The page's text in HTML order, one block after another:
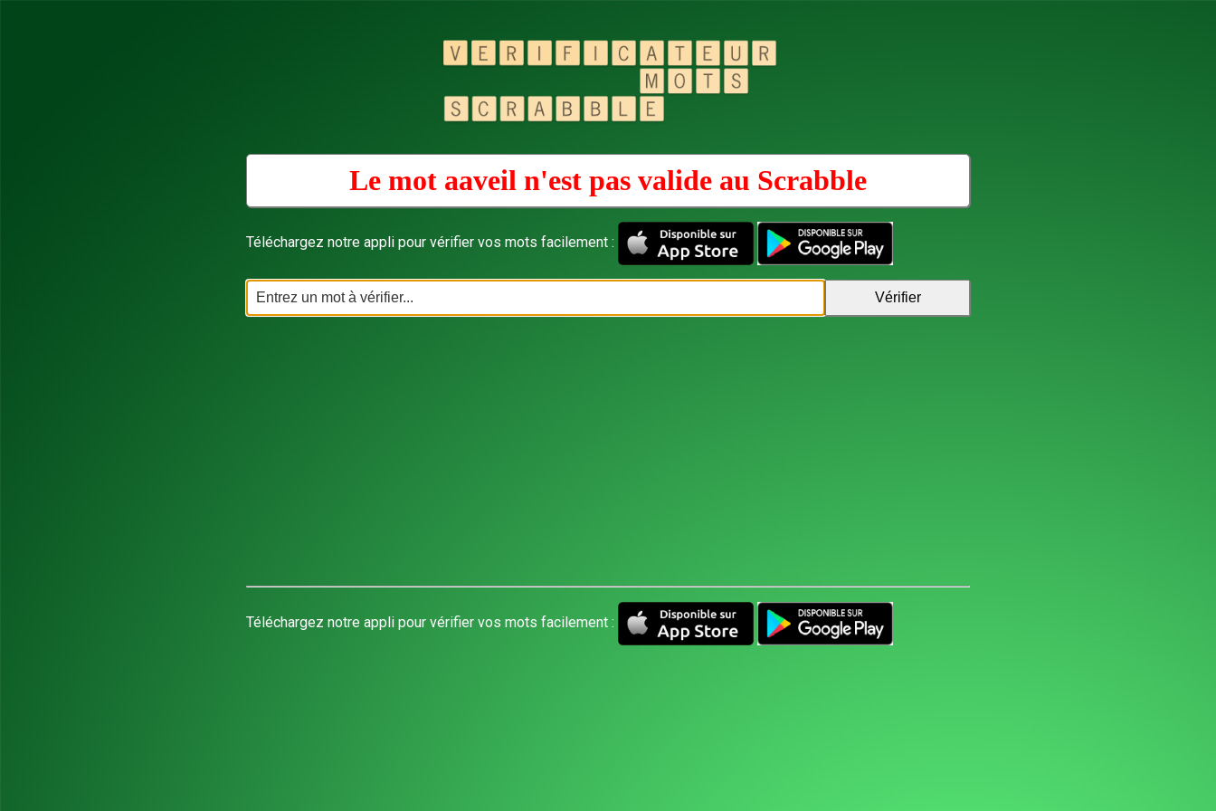
Le mot aaveil n'est pas valide au Scrabble
Téléchargez notre appli pour vérifier vos mots facilement :
Téléchargez notre appli pour vérifier vos mots facilement :